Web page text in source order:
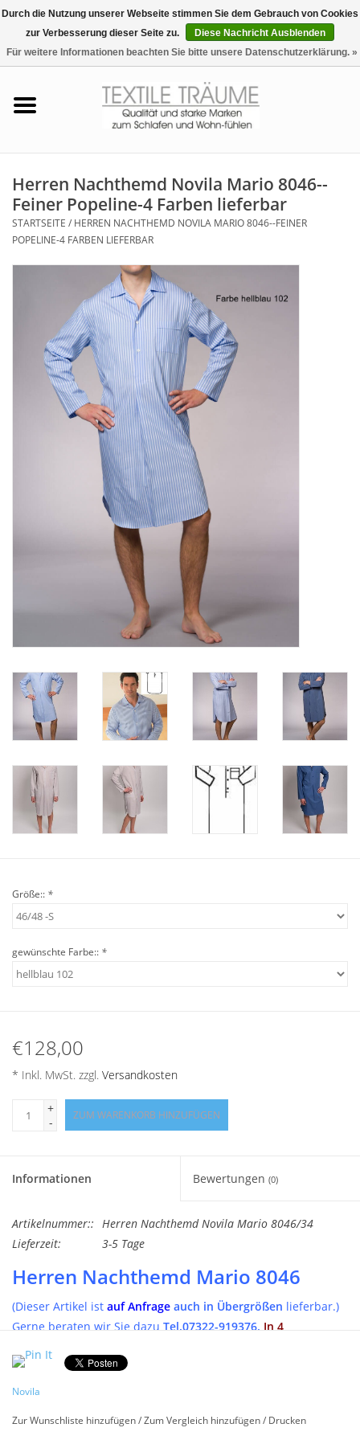
0 Artikel - €0,00
Tag & Nachtwäsche
Badezimmer & Sauna
Haus-Bademäntel
Plaids, Decken, Kissen
Mode & Accessoires
Edles aus Cashmere
Accessoires Spa
Angebote
Info-Service
Geprüfter Webshop
Tel.0049(0)7322-919376
Marken
Herren Nachthemd Novila Mario 8046--
Feiner Popeline-4 Farben lieferbar
STARTSEITE / HERREN NACHTHEMD NOVILA MARIO 8046--FEINER
POPELINE-4 FARBEN LIEFERBAR
Größe:: *
gewünschte Farbe:: *
€128,00
* Inkl. MwSt. zzgl. Versandkosten
+
-
ZUM WARENKORB HINZUFÜGEN
Informationen Bewertungen (0)
Artikelnummer::
Herren Nachthemd Novila Mario 8046/34
Lieferzeit:
3-5 Tage
Herren Nachthemd Mario 8046
(Dieser Artikel ist auf Anfrage auch in Übergrößen lieferbar.)
Gerne beraten wir Sie dazu Tel.07322-919376. In 4
Farbstellungen lieferbar.
Hochwertiges Herren Nachthemd in klassischem Schnitt aus
feinstem Baumwoll Popeline Gewebe. ,
Novila
Zur Wunschliste hinzufügen/Zum Vergleich hinzufügen/ Drucken
Durch die Nutzung unserer Webseite stimmen Sie dem Gebrauch von Cookies
zur Verbesserung dieser Seite zu.
Diese Nachricht Ausblenden
Für weitere Informationen beachten Sie bitte unsere Datenschutzerklärung. »